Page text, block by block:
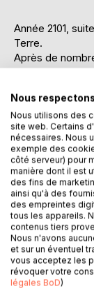
Année 2101,
Terre.
Après de
Europe, 2.5
l’Atosphère :
Gouvernée par
l’Intérêt Vital de
groupe de
Convoqué par
retraité des
le réseau
Par le biais
Goldman
En
Goldman
émissaire et
Sophie réclame
Goldman
Nous
Nous utilisons des
site web. Certains
nécessaires. Nous
exemple des
côté serveur) pour
manière dont il est
des fins de
ainsi qu'à des
des empreintes
tous les appareils.
contenus tiers
Nous n'avons
et sur un éventuel
vous acceptez les
révoquer votre
légales BoD)